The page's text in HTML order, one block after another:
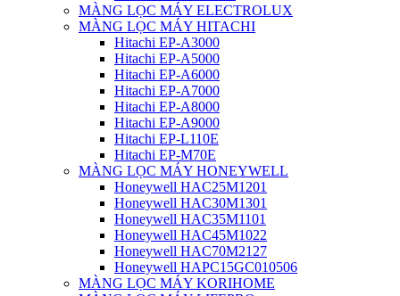
MÀNG LỌC MÁY ELECTROLUX
MÀNG LỌC MÁY HITACHI
Hitachi EP-A3000
Hitachi EP-A5000
Hitachi EP-A6000
Hitachi EP-A7000
Hitachi EP-A8000
Hitachi EP-A9000
Hitachi EP-L110E
Hitachi EP-M70E
MÀNG LỌC MÁY HONEYWELL
Honeywell HAC25M1201
Honeywell HAC30M1301
Honeywell HAC35M1101
Honeywell HAC45M1022
Honeywell HAC70M2127
Honeywell HAPC15GC010506
MÀNG LỌC MÁY KORIHOME